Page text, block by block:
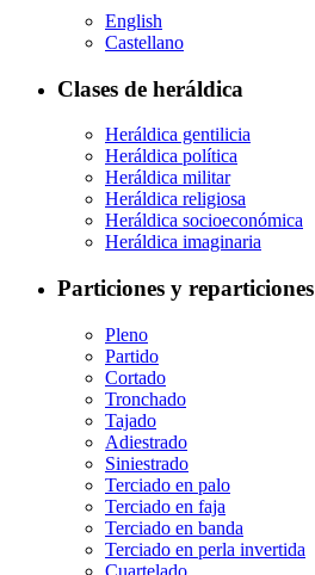
English
Castellano
Clases de heráldica
Heráldica gentilicia
Heráldica política
Heráldica militar
Heráldica religiosa
Heráldica socioeconómica
Heráldica imaginaria
Particiones y reparticiones
Pleno
Partido
Cortado
Tronchado
Tajado
Adiestrado
Siniestrado
Terciado en palo
Terciado en faja
Terciado en banda
Terciado en perla invertida
Cuartelado